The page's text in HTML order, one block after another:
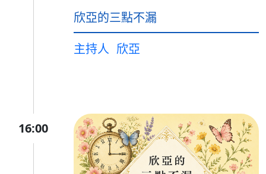
欣亞的三點不漏
主持人 欣亞
16:00